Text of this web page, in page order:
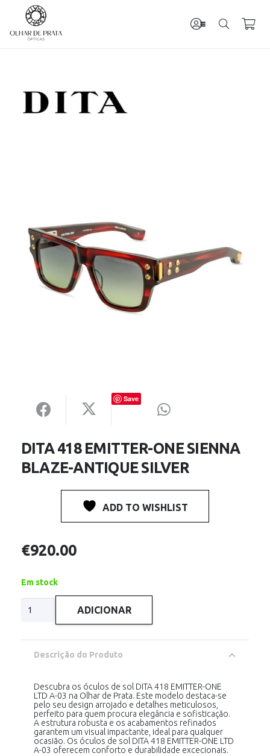
Save
DITA 418 EMITTER-ONE SIENNA
BLAZE-ANTIQUE SILVER
ADD TO WISHLIST
€920.00
Em stock
Quantidade
de
EMITTER-
SIENNA
SILVER
ADICIONAR
Descrição do Produto
Descubra os óculos de sol DITA 418 EMITTER-ONE
LTD A-03 na Olhar de Prata. Este modelo destaca-se
pelo seu design arrojado e detalhes meticulosos,
perfeito para quem procura elegância e sofisticação.
A estrutura robusta e os acabamentos refinados
garantem um visual impactante, ideal para qualquer
ocasião. Os óculos de sol DITA 418 EMITTER-ONE LTD
A-03 oferecem conforto e durabilidade excecionais.